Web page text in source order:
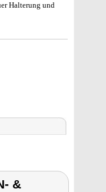
Halterung und
&